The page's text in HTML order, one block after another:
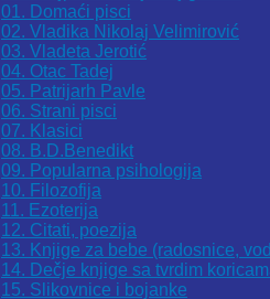
01. Domaći pisci
02. Vladika Nikolaj Velimirović
03. Vladeta Jerotić
04. Otac Tadej
05. Patrijarh Pavle
06. Strani pisci
07. Klasici
08. B.D.Benedikt
09. Popularna psihologija
10. Filozofija
11. Ezoterija
12. Citati, poezija
13. Knjige za bebe (radosnice,
14. Dečje knjige sa tvrdim
15. Slikovnice i bojanke